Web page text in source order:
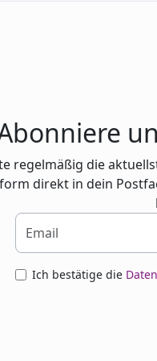
regelmäßig die
direkt in dein
Ich bestätige die